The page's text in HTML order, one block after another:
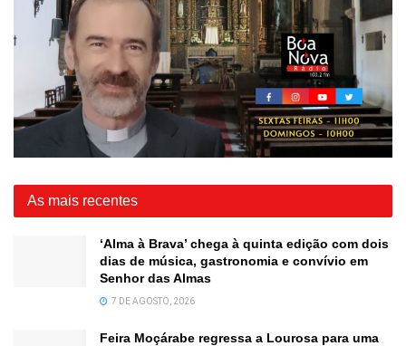
As mais recentes
‘Alma à Brava’ chega à quinta edição com dois
dias de música, gastronomia e convívio em
Senhor das Almas
7 DE AGOSTO, 2026
Feira Moçárabe regressa a Lourosa para uma